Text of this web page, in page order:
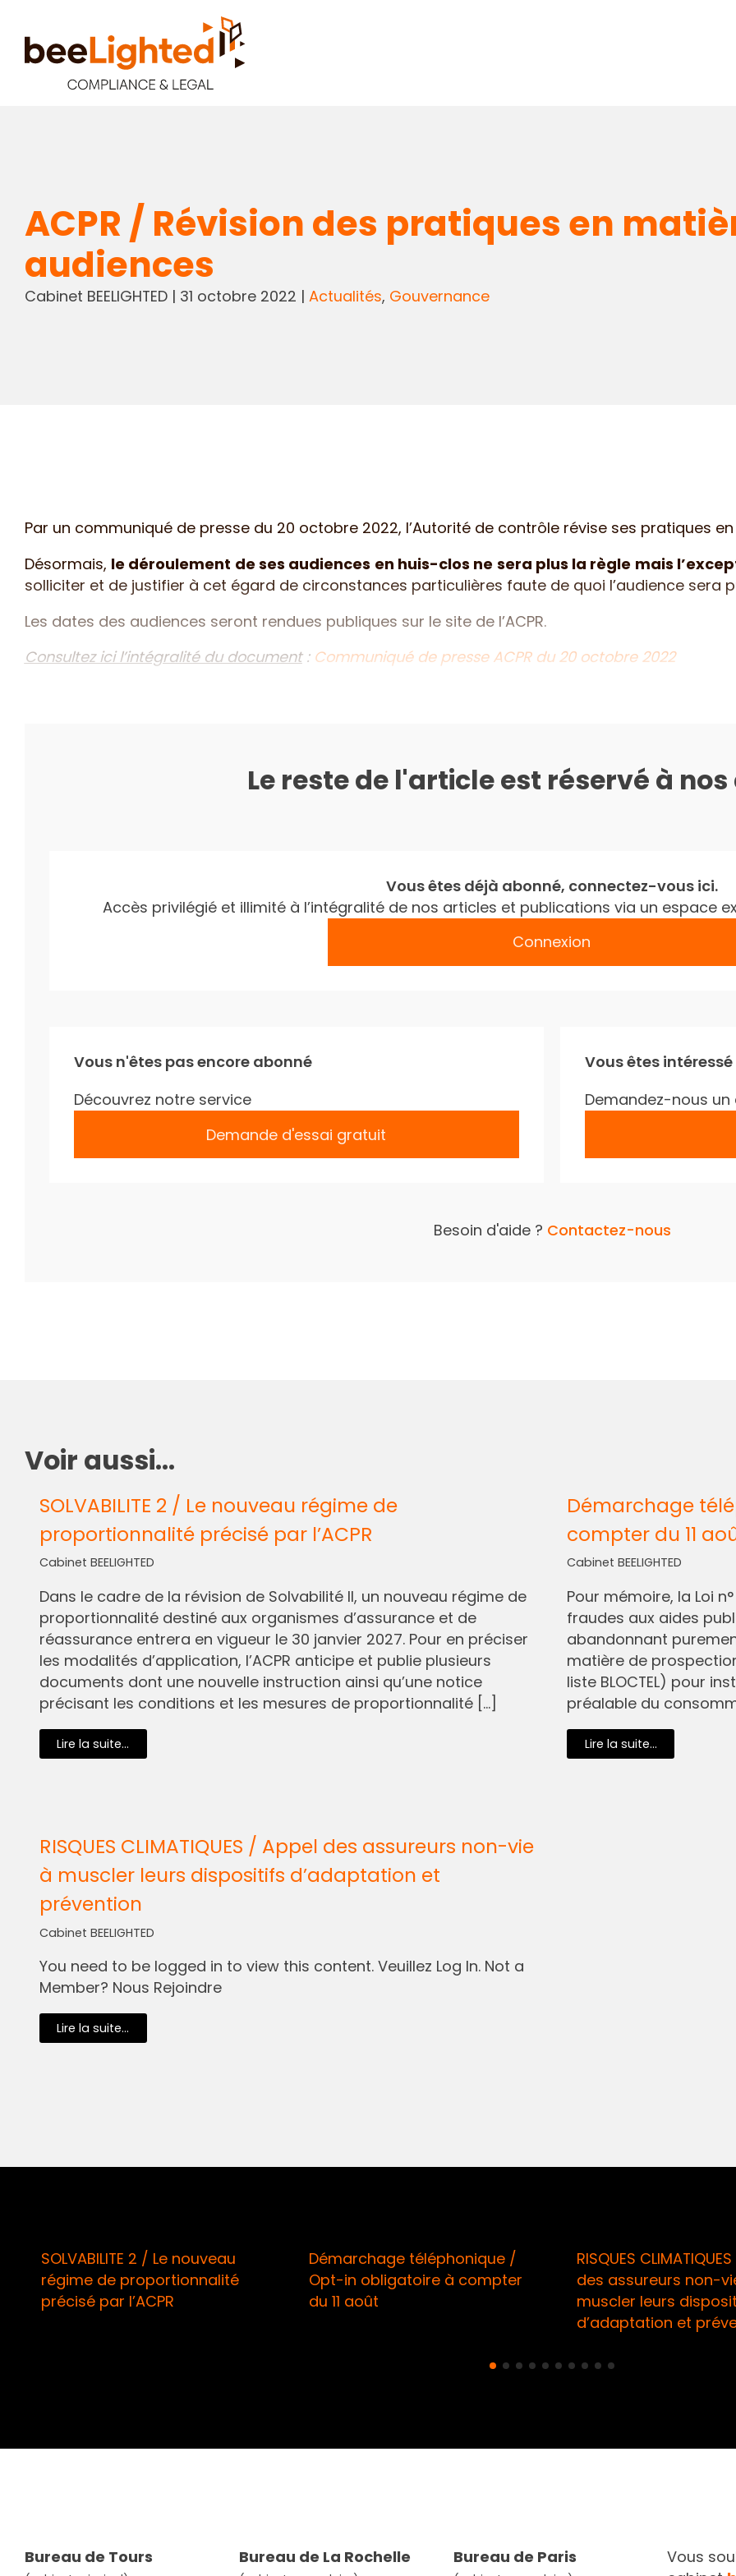
ACPR / Révision des pratiques en
audiences
Cabinet BEELIGHTED| 31 octobre 2022 | Actualités, Gouvernance
Par un communiqué de presse du 20 octobre 2022, l’Autorité de contrôle révise ses pratiques
Désormais, le déroulement de ses audiences en huis-clos ne sera plus la règle mais
solliciter et de justifier à cet égard de circonstances particulières faute de quoi l’audience sera
Les dates des audiences seront rendues publiques sur le site de l’ACPR.
Consultez ici l’intégralité du document: Communiqué de presse ACPR du 20 octobre 2022
Le reste de l'article est réservé à
Vous êtes déjà abonné, connectez-vous ici.
Accès privilégié et illimité à l’intégralité de nos articles et publications via un espace
Connexion
Vous n'êtes pas encore abonné
Découvrez notre service
Demande d'essai gratuit
Vous êtes
Demandez-nous un
Besoin d'aide ? Contactez-nous
Voir aussi...
SOLVABILITE 2 / Le nouveau régime de
proportionnalité précisé par l’ACPR
Cabinet BEELIGHTED
Dans le cadre de la révision de Solvabilité II, un nouveau régime de
proportionnalité destiné aux organismes d’assurance et de
réassurance entrera en vigueur le 30 janvier 2027. Pour en préciser
les modalités d’application, l’ACPR anticipe et publie plusieurs
documents dont une nouvelle instruction ainsi qu’une notice
précisant les conditions et les mesures de proportionnalité […]
Lire la suite...
Démarchage
compter du 11
Cabinet BEELIGHTED
Pour mémoire, la Loi
fraudes aux aides
abandonnant
matière de
liste BLOCTEL) pour
préalable du
Lire la suite...
RISQUES CLIMATIQUES / Appel des assureurs non-vie
à muscler leurs dispositifs d’adaptation et
prévention
Cabinet BEELIGHTED
You need to be logged in to view this content. Veuillez Log In. Not a
Member? Nous Rejoindre
Lire la suite...
Démarchage téléphonique /
Opt-in obligatoire à compter
du 11 août
RISQUES CLIMATIQUES / Appel
des assureurs non-vie à
muscler leurs dispositifs
Sécurité
Renforcement des
de l’ACPR en
montée en
Bureau de Tours Bureau de La Rochelle Bureau de Paris Vous